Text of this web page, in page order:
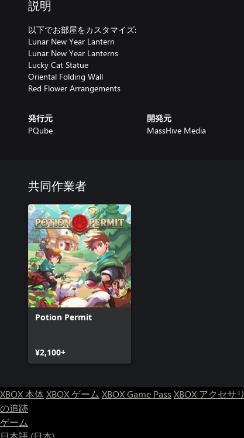
説明
以下でお部屋をカスタマイズ:
Lunar New Year Lantern
Lunar New Year Lanterns
Lucky Cat Statue
Oriental Folding Wall
Red Flower Arrangements
発行元
PQube
開発元
MassHive Media
共同作業者
Potion Permit
¥2,100+
XBOX 本体XBOX ゲーム XBOX Game Pass XBOX アクセサリ
の追跡
ゲーム